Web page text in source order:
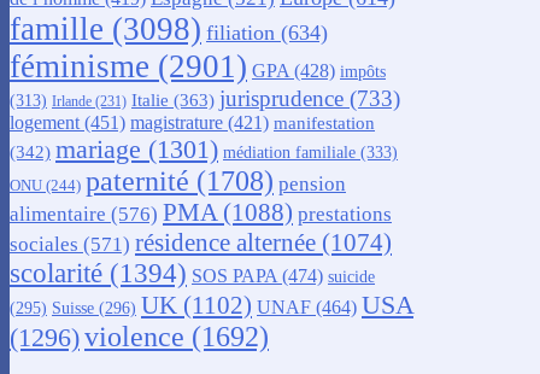
famille (3098) filiation (634)
féminisme (2901) GPA (428) impôts
(313) Irlande (231) Italie (363) jurisprudence (733)
logement (451) magistrature (421) manifestation
(342) mariage (1301) médiation familiale (333)
ONU (244) paternité (1708) pension
alimentaire (576) PMA(1088) prestations
sociales (571) résidence alternée (1074)
scolarité (1394) SOS PAPA(474) suicide
(295) Suisse (296) UK (1102) UNAF (464) USA
(1296)violence (1692)